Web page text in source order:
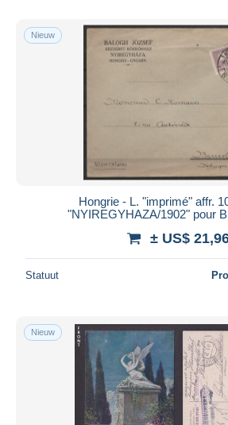
Gratis levering
Betaalmiddelen
Bankoverschrijving
Bancontact
Maestro
Woonplaats van de verkoper
Toepassen
Nieuw
Hongrie - L. "imprimé" affr.
"NYIREGYHAZA/1902" pour
± US$
Statuut
Nieuw